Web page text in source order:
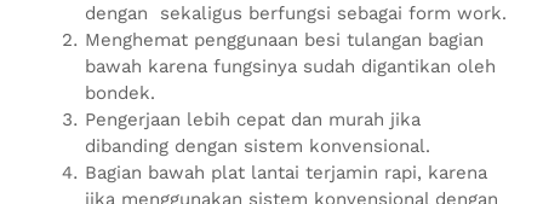
dengan sekaligus berfungsi sebagai form work.
Menghemat penggunaan besi tulangan bagian
bawah karena fungsinya sudah digantikan oleh
bondek.
Pengerjaan lebih cepat dan murah jika
dibanding dengan sistem konvensional.
Bagian bawah plat lantai terjamin rapi, karena